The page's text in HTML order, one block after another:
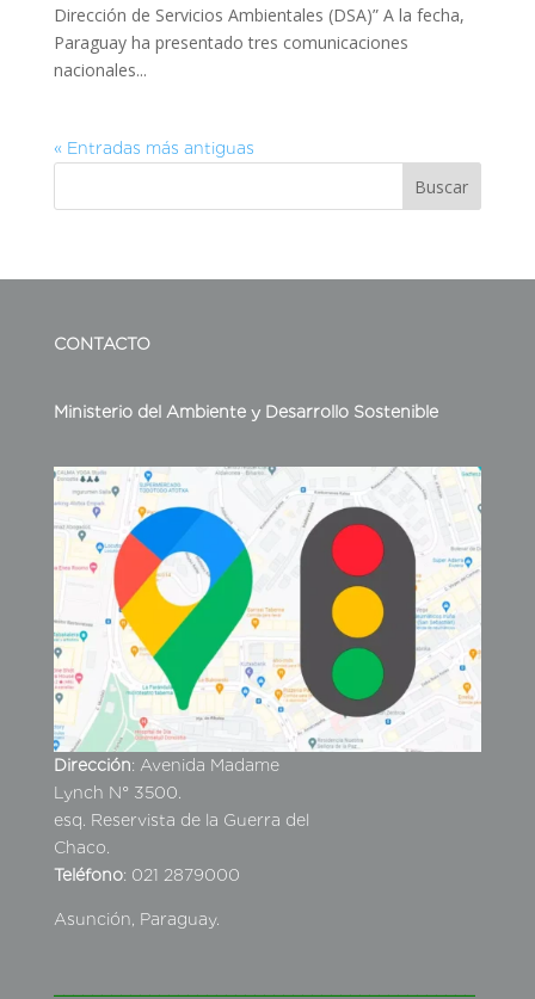
Dirección de Servicios Ambientales (DSA)” A la fecha,
Paraguay ha presentado tres comunicaciones
nacionales...
« Entradas más antiguas
Buscar
CONTACTO
Ministerio del Ambiente y Desarrollo Sostenible
Dirección: Avenida Madame
Lynch N° 3500.
esq. Reservista de la Guerra del
Chaco.
Teléfono: 021 2879000
Asunción, Paraguay.